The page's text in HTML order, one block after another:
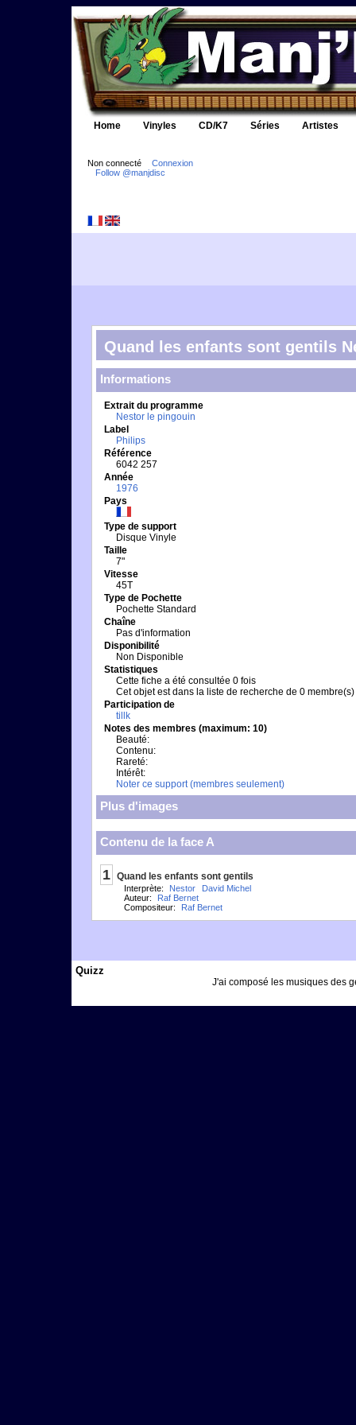
Home Vinyles CD/K7 Séries Artistes
Non connecté
Connexion
Follow @manjdisc
Quand les enfants sont gentils
Informations
Extrait du programme
Nestor le pingouin
Label
Philips
Référence
6042 257
Année
1976
Pays
Type de support
Disque Vinyle
Taille
7"
Vitesse
45T
Type de Pochette
Pochette Standard
Chaîne
Pas d'information
Disponibilité
Non Disponible
Statistiques
Cette fiche a été consultée 0 fois
Cet objet est dans la liste de recherche de 0 membre(s)
Participation de
tillk
Notes des membres (maximum: 10)
Beauté:
Contenu:
Rareté:
Intérêt:
Noter ce support (membres seulement)
Plus d'images
Contenu de la face A
1 Quand les enfants sont gentils
Interprète: Nestor
David Michel
Auteur:
Raf Bernet
Compositeur:
Raf Bernet
Quizz
J'ai composé les musiques des